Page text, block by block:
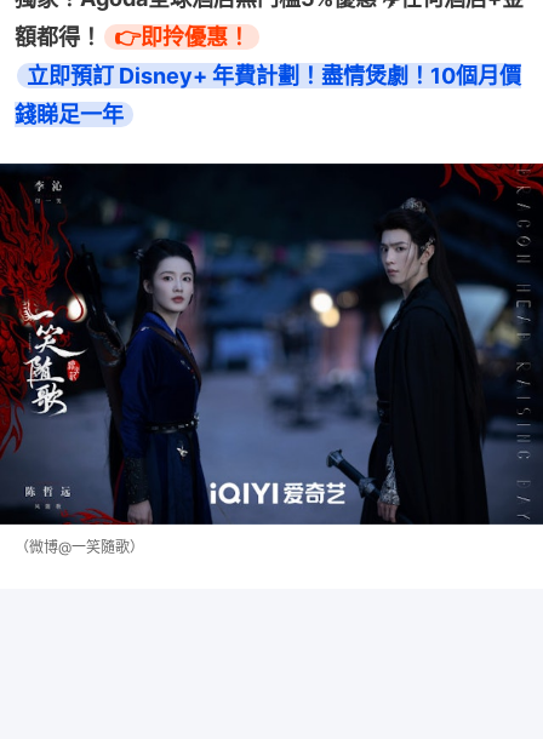
額都得！
立即預訂 Disney+ 年費計劃！盡情煲劇！10個月價
錢睇足一年
（微博@一笑隨歌）